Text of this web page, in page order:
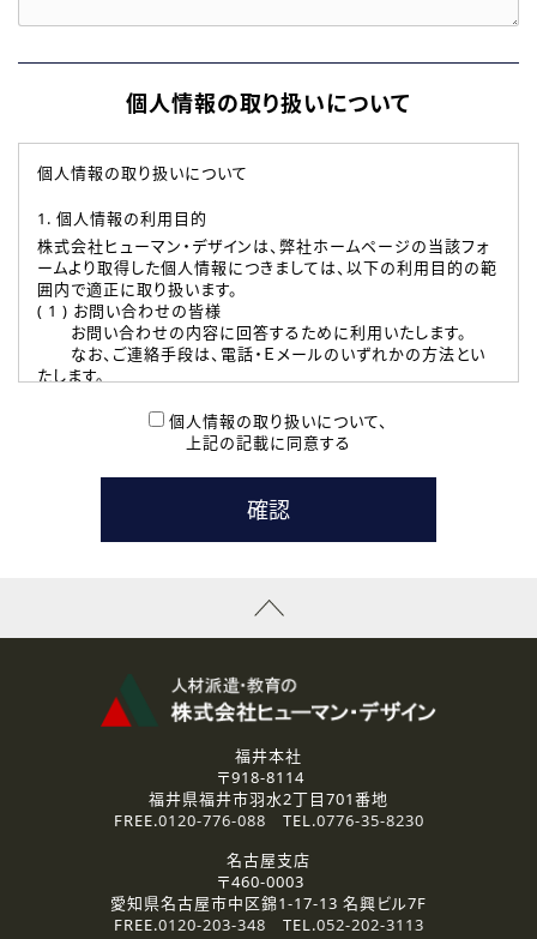
個人情報の取り扱いについて
個人情報の取り扱いについて
1. 個人情報の利用目的
株式会社ヒューマン・デザインは、弊社ホームページの当該フォ
ームより取得した個人情報につきましては、以下の利用目的の範
囲内で適正に取り扱います。
( 1 ) お問い合わせの皆様
お問い合わせの内容に回答するために利用いたします。
なお、ご連絡手段は、電話・Ｅメールのいずれかの方法とい
たします。
本登録に関するご連絡および本登録時の参考情報として利
たします。
( 3 ) スタッフ派遣を検討されている企業の皆様
お問い合わせの内容に回答するために利用いたします。
なお、ご連絡手段は、電話・Ｅメールのいずれかの方法とい
資料送付、受講相談に関するご連絡のために利用いたしま
その他、お問い合わせの内容に回答するために利用いたし
なお、ご連絡手段は、電話・Ｅメールのいずれかの方法とい
2.個人情報の第三者提供
ご提供いただいた個人情報は、法令等の規定に従う場合を除き、
3.個人情報の取り扱いの委託
弊社の定める個人情報保護の評価基準を満たした委託先に、個
人情報を委託する場合があります。
個人情報の取り扱いについて、
上記の記載に同意する
福井本社
〒918-8114
福井県福井市羽水2丁目701番地
FREE.0120-776-088 TEL.0776-35-8230
名古屋支店
〒460-0003
愛知県名古屋市中区錦1-17-13 名興ビル7F
FREE.0120-203-348 TEL.052-202-3113